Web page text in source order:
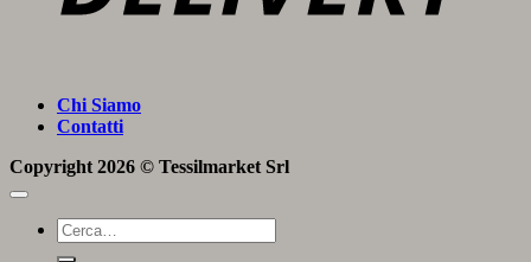
Chi Siamo
Contatti
Copyright 2026 © Tessilmarket Srl
Cerca: